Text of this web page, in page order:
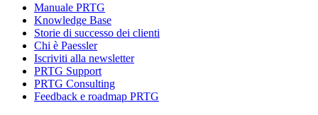
Manuale PRTG
Knowledge Base
Storie di successo dei clienti
Chi è Paessler
Iscriviti alla newsletter
PRTG Support
PRTG Consulting
Feedback e roadmap PRTG